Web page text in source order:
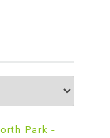
Park -